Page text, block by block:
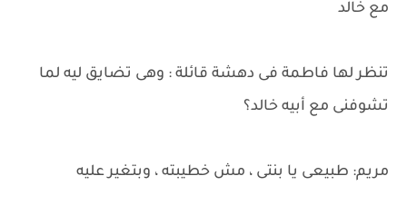
مع خالد
تنظر لها فاطمة فى دهشة قائلة : وهى تضايق ليه لما
تشوفنى مع أبيه خالد؟
مريم: طبيعى يا بنتى ، مش خطيبته ، وبتغير عليه